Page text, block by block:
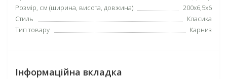
Розмір, см (ширина, висота, довжина)
200x6,5x6
Стиль
Класика
Тип товару
Карниз
Інформаційна вкладка